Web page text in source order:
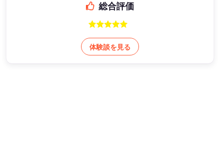
総合評価
体験談を見る